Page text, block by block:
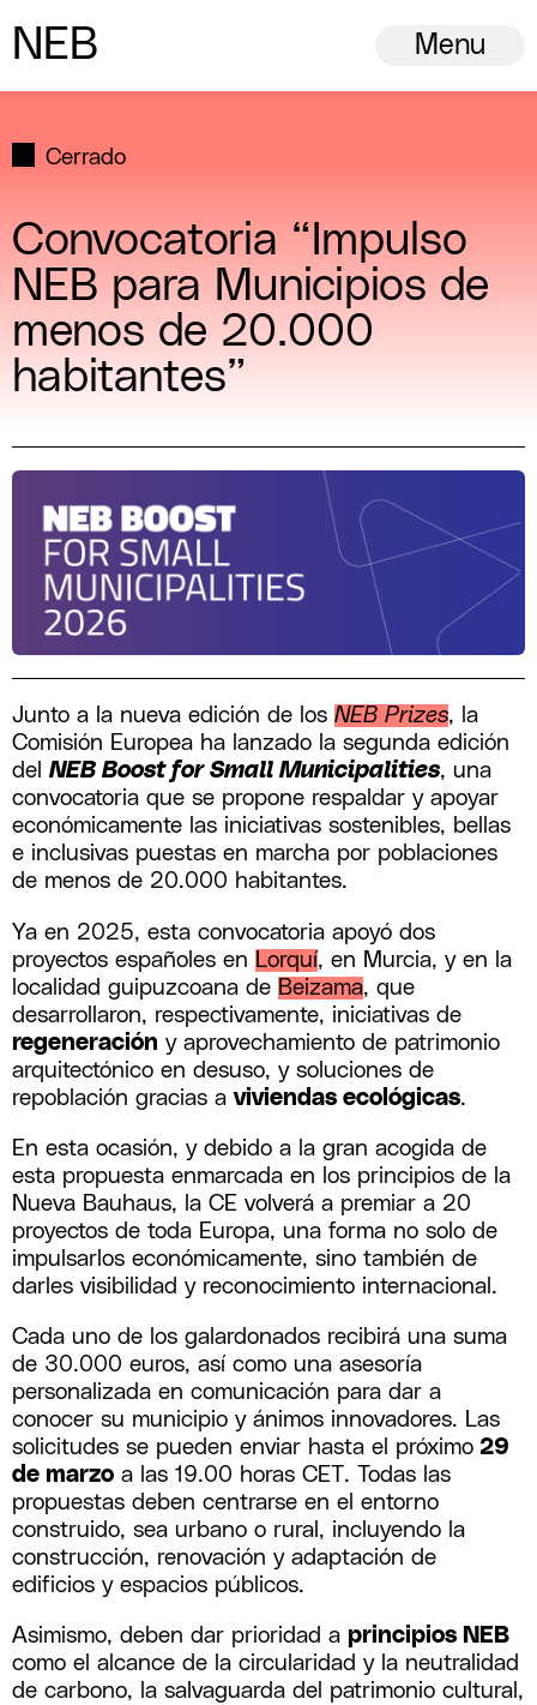
N ew
European
B Menu
Cerrado
Convocatoria “Impulso
NEB para Municipios de
menos de 20.000
habitantes”
Junto a la nueva edición de los NEB Prizes, la
Comisión Europea ha lanzado la segunda edición
del NEB Boost for Small Municipalities, una
convocatoria que se propone respaldar y apoyar
económicamente las iniciativas sostenibles, bellas
e inclusivas puestas en marcha por poblaciones
de menos de 20.000 habitantes.
Ya en 2025, esta convocatoria apoyó dos
proyectos españoles en Lorquí, en Murcia, y en la
localidad guipuzcoana de Beizama, que
desarrollaron, respectivamente, iniciativas de
regeneración y aprovechamiento de patrimonio
arquitectónico en desuso, y soluciones de
repoblación gracias aviviendas ecológicas.
En esta ocasión, y debido a la gran acogida de
esta propuesta enmarcada en los principios de la
Nueva Bauhaus, la CE volverá a premiar a 20
proyectos de toda Europa, una forma no solo de
impulsarlos económicamente, sino también de
darles visibilidad y reconocimiento internacional.
Cada uno de los galardonados recibirá una suma
de 30.000 euros, así como una asesoría
personalizada en comunicación para dar a
conocer su municipio y ánimos innovadores. Las
solicitudes se pueden enviar hasta el próximo29
de marzoa las 19.00 horas CET. Todas las
propuestas deben centrarse en el entorno
construido, sea urbano o rural, incluyendo la
construcción, renovación y adaptación de
edificios y espacios públicos.
Asimismo, deben dar prioridad a principios NEB
como el alcance de la circularidad y la neutralidad
de carbono, la salvaguarda del patrimonio cultural,